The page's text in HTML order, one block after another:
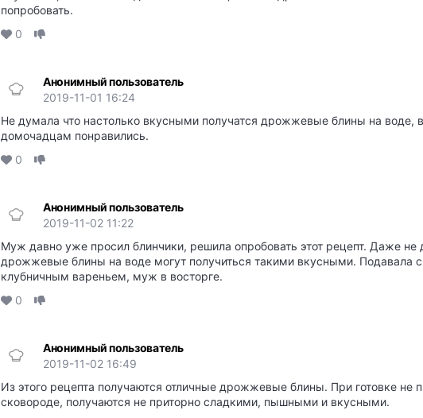
попробовать.
0
Анонимный пользователь
2019-11-01 16:24
Не думала что настолько вкусными получатся дрожжевые блины на воде,
домочадцам понравились.
0
Анонимный пользователь
2019-11-02 11:22
Муж давно уже просил блинчики, решила опробовать этот рецепт. Даже не
дрожжевые блины на воде могут получиться такими вкусными. Подавала с
клубничным вареньем, муж в восторге.
0
Анонимный пользователь
2019-11-02 16:49
Из этого рецепта получаются отличные дрожжевые блины. При готовке не
сковороде, получаются не приторно сладкими, пышными и вкусными.